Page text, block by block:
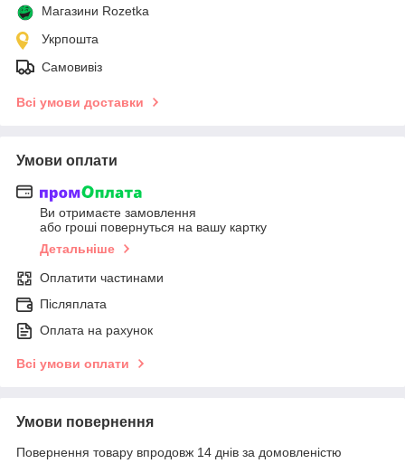
Магазини Rozetka
Укрпошта
Самовивіз
Всі умови доставки
Умови оплати
Ви отримаєте замовлення
або гроші повернуться на вашу картку
Детальніше
Оплатити частинами
Післяплата
Оплата на рахунок
Всі умови оплати
Умови повернення
Повернення товару впродовж 14 днів за домовленістю